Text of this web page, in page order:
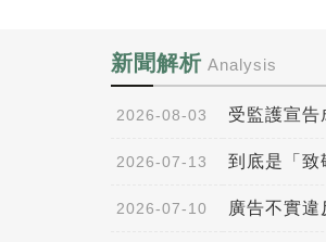
新聞解析 Analysis
2026-08-03 受監護宣告
2026-07-13
2026-07-10 廣告不實